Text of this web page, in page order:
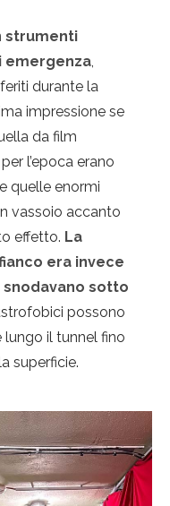
strumenti
emergenza
durante la
impressione se
da film
l’epoca erano
quelle enormi
vassoio accanto
effetto. La
era invece
snodavano sotto
possono
lungo il tunnel fino
superficie.